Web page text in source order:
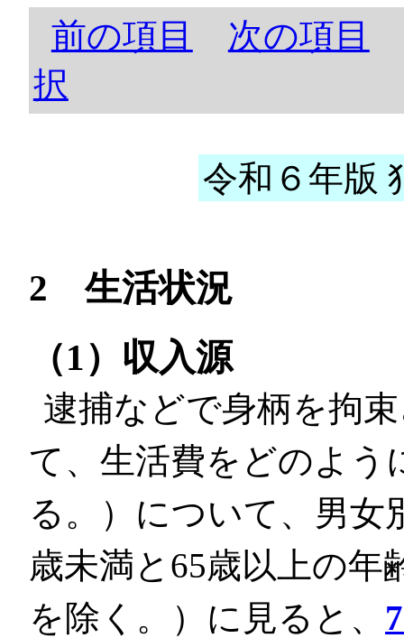
前の項目
次の項目
択
令和６年版
2 生活状況
（1）収入源
逮捕などで身柄を拘
て、生活費をどのよう
る。）について、男女
歳未満と65歳以上の年
を除く。）に見ると、